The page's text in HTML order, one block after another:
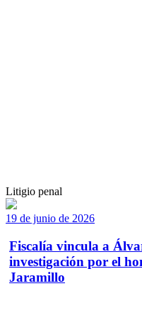
Litigio penal
19 de junio de 2026
Fiscalía vincula a
investigación por el
Jaramillo